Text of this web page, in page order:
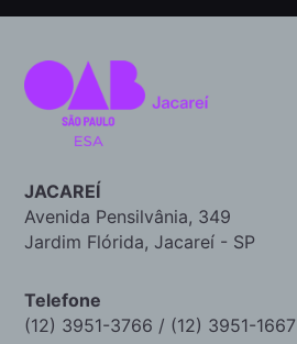
JACAREÍ
Avenida Pensilvânia, 349
Jardim Flórida, Jacareí - SP
Telefone
(12) 3951-3766 / (12) 3951-1667